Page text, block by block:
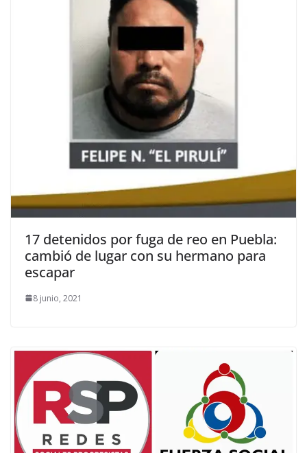
17 detenidos por fuga de reo en Puebla:
cambió de lugar con su hermano para
escapar
8 junio, 2021